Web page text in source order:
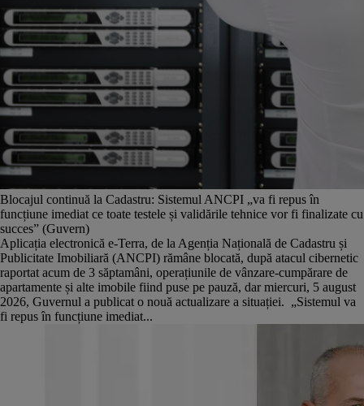
Blocajul continuă la Cadastru: Sistemul ANCPI „va fi repus în
funcțiune imediat ce toate testele și validările tehnice vor fi finalizate cu
succes” (Guvern)
Aplicația electronică e-Terra, de la Agenția Națională de Cadastru și
Publicitate Imobiliară (ANCPI) rămâne blocată, după atacul cibernetic
raportat acum de 3 săptamâni, operațiunile de vânzare-cumpărare de
apartamente și alte imobile fiind puse pe pauză, dar miercuri, 5 august
2026, Guvernul a publicat o nouă actualizare a situației. „Sistemul va
fi repus în funcțiune imediat...